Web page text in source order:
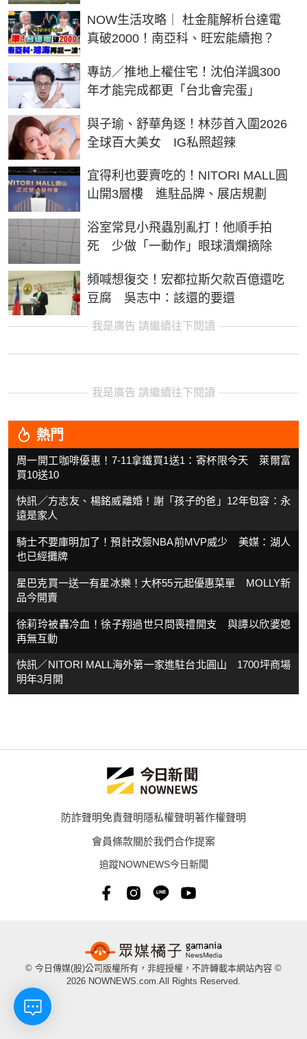
NOW生活攻略｜ 杜金龍解析台達電
真破2000！南亞科、旺宏能續抱？
專訪／推地上權住宅！沈伯洋諷300
年才能完成都更「台北會完蛋」
與子瑜、舒華角逐！林莎首入圍2026
全球百大美女 IG私照超辣
宜得利也要賣吃的！NITORI MALL圓
山開3層樓 進駐品牌、展店規劃
浴室常見小飛蟲別亂打！他順手拍
死 少做「一動作」眼球潰爛摘除
頻喊想復交！宏都拉斯欠款百億還吃
豆腐 吳志中：該還的要還
我是廣告 請繼續往下閱讀
我是廣告 請繼續往下閱讀
熱門
周一開工咖啡優惠！7-11拿鐵買1送1：寄杯限今天 萊爾富
買10送10
快訊／方志友、楊銘威離婚！謝「孩子的爸」12年包容：永
遠是家人
騎士不要庫明加了！預計改簽NBA前MVP威少 美媒：湖人
也已經攤牌
星巴克買一送一有星冰樂！大杯55元起優惠菜單 MOLLY新
品今開賣
徐莉玲被轟冷血！徐子翔過世只問喪禮開支 與譚以欣婆媳
再無互動
快訊／NITORI MALL海外第一家進駐台北圓山 1700坪商場
明年3月開
防詐聲明免責聲明隱私權聲明著作權聲明
會員條款關於我們合作提案
追蹤NOWNEWS今日新聞
© 今日傳媒(股)公司版權所有，非經授權，不許轉載本網站內容 ©
2026 NOWNEWS.com.All Rights Reserved.